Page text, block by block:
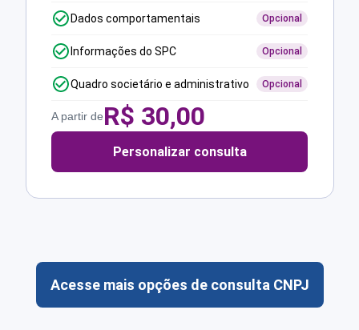
Dados comportamentais Opcional
Informações do SPC Opcional
Quadro societário e administrativo Opcional
A partir deR$ 30,00
Personalizar consulta
Acesse mais opções de consulta CNPJ